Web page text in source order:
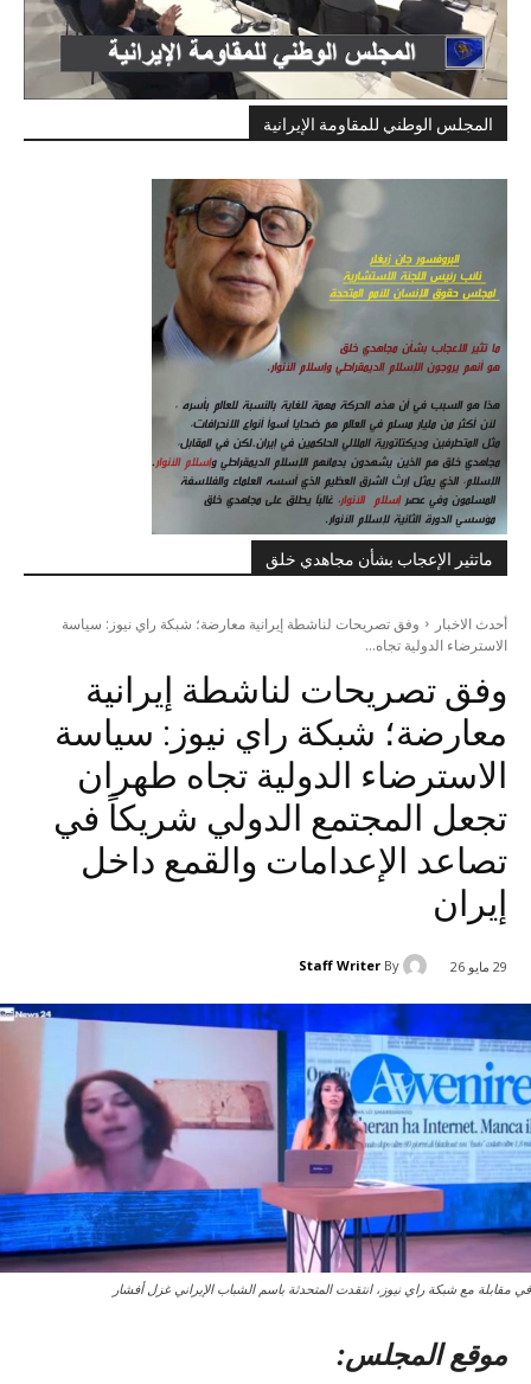
المجلس الوطني للمقاومة الإيرانية
ماتثير الإعجاب بشأن مجاهدي خلق
أحدث الاخبار
وفق تصريحات لناشطة إيرانية معارضة؛ شبكة راي نيوز: سياسة
الاسترضاء الدولية تجاه...
وفق تصريحات لناشطة إيرانية
معارضة؛ شبكة راي نيوز: سياسة
الاسترضاء الدولية تجاه طهران
تجعل المجتمع الدولي شريكاً في
تصاعد الإعدامات والقمع داخل
إيران
29 مايو 26 By
Staff Writer
في مقابلة مع شبكة راي نيوز، انتقدت المتحدثة باسم الشباب الإيراني غزل أفشار
موقع المجلس: